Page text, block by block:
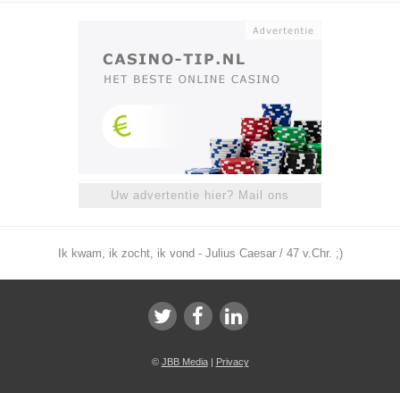
Uw advertentie hier? Mail ons
Ik kwam, ik zocht, ik vond - Julius Caesar / 47 v.Chr. ;)
© JBB Media| Privacy